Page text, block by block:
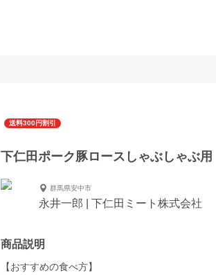
送料300円割引
下仁田ポーク豚ロースしゃぶしゃぶ用
群馬県安中市
永井一郎 | 下仁田ミート株式会社
商品説明
【おすすめの食べ方】